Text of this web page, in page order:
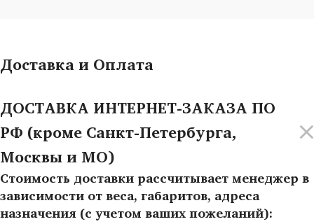
Доставка и Оплата
ДОСТАВКА ИНТЕРНЕТ-ЗАКАЗА ПО
РФ (кроме Санкт-Петербурга,
Москвы и МО)
Стоимость доставки рассчитывает менеджер в
зависимости от веса, габаритов, адреса
назначения (с учетом ваших пожеланий):